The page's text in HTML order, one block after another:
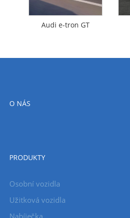
Audi e-tron GT
O NÁS
PRODUKTY
Osobní vozidla
Užitková vozidla
Nabíječka